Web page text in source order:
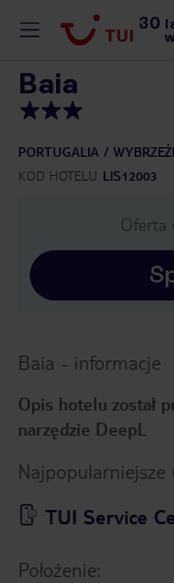
30
Baia
PORTUGALIA
KOD HOTELU LIS12003
Oferta
Baia - informacje
Opis hotelu został
narzędzie DeepL
Najpopularniejsze
TUI Service
Położenie: